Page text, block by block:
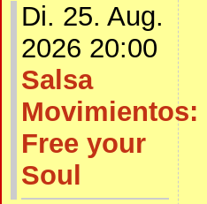
Di. 25. Aug.
2026 20:00
Salsa
Movimientos:
Free your
Soul